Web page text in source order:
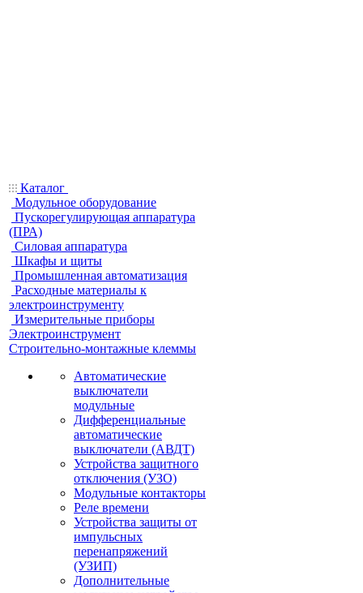
Каталог
Модульное оборудование
Пускорегулирующая аппаратура
(ПРА)
Силовая аппаратура
Шкафы и щиты
Промышленная автоматизация
Расходные материалы к
электроинструменту
Измерительные приборы
Электроинструмент
Строительно-монтажные клеммы
Автоматические
выключатели
модульные
Дифференциальные
автоматические
выключатели (АВДТ)
Устройства защитного
отключения (УЗО)
Модульные контакторы
Реле времени
Устройства защиты от
импульсных
перенапряжений
(УЗИП)
Дополнительные